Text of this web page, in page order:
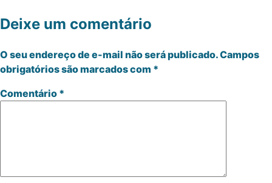
Deixe um comentário
O seu endereço de e-mail não será publicado.Campos
obrigatórios são marcados com *
Comentário *